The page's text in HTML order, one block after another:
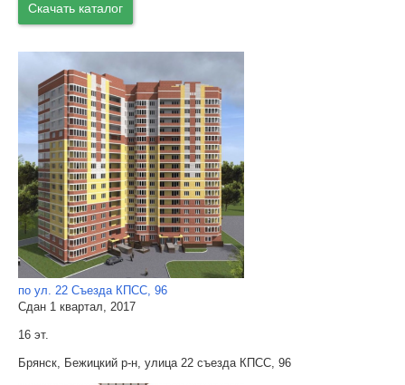
Скачать каталог
по ул. 22 Съезда КПСС, 96
Сдан 1 квартал, 2017
16 эт.
Брянск, Бежицкий р-н, улица 22 съезда КПСС, 96